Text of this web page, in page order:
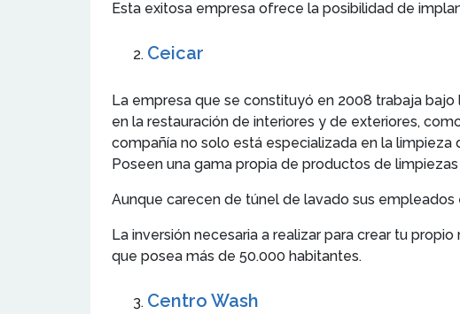
Esta exitosa empresa ofrece la posibilidad de
Ceicar
La empresa que se constituyó en 2008 trabaja
en la restauración de interiores y de exteriores,
compañía no solo está especializada en la
Poseen una gama propia de productos de
Aunque carecen de túnel de lavado sus
La inversión necesaria a realizar para crear tu
que posea más de 50.000 habitantes.
Centro Wash